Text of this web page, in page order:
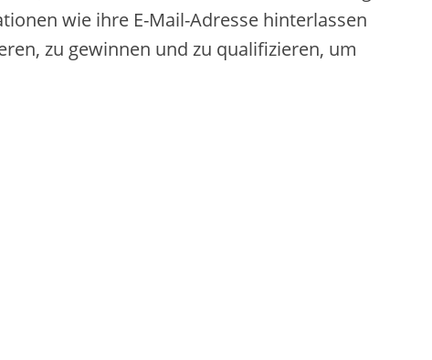
wie ihre E-Mail-Adresse hinterlassen
zu gewinnen und zu qualifizieren, um